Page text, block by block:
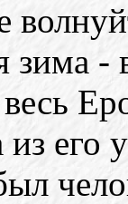
зима
его